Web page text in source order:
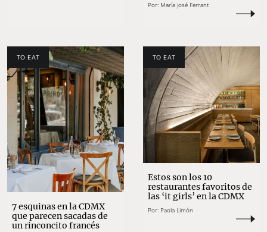
Por: María José Ferrant
TO EAT
7 esquinas en la CDMX
que parecen sacadas de
un rinconcito francés
TO EAT
Estos son los 10
restaurantes favoritos de
las ‘it girls’ en la CDMX
Por: Paola Limón